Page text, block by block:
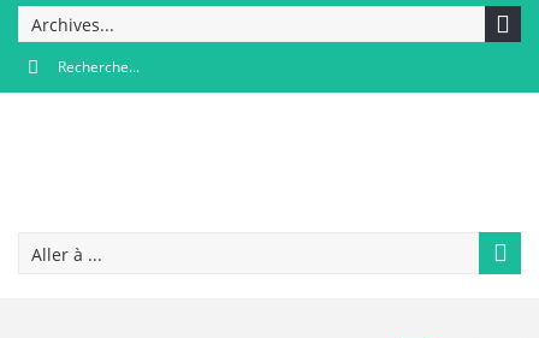
Archives...
Aller à ...